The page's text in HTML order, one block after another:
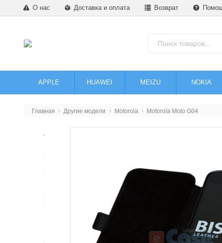
О нас Доставка и оплата Возврат
APPLE HUAWEI MEIZU NOKIA
Главная Другие модели Motorola Motorola Moto G04